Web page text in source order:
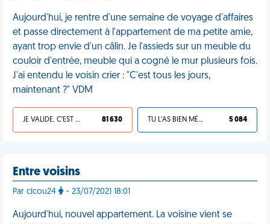
Aujourd'hui, je rentre d'une semaine de voyage d'affaires
et passe directement à l'appartement de ma petite amie,
ayant trop envie d'un câlin. Je l'assieds sur un meuble du
couloir d'entrée, meuble qui a cogné le mur plusieurs fois.
J'ai entendu le voisin crier : "C'est tous les jours,
maintenant ?" VDM
JE VALIDE, C'EST UNE VDM 81 630 TU L'AS BIEN MÉRITÉ 5 084
Entre voisins
Par cicou24 - 23/07/2021 18:01
Aujourd'hui, nouvel appartement. La voisine vient se